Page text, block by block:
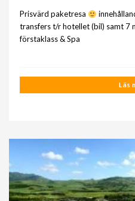
Prisvärd paketresa
transfers t/r hotellet (bil) samt 7
förstaklass & Spa
Läs